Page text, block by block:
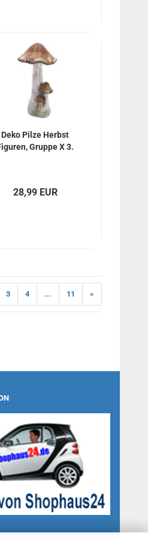
Deko Pilze Herbst
Gruppe X 3.
28,99 EUR
3 4 ... 11 »